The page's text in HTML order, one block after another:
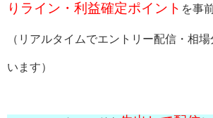
りライン・利益確定ポイント を事
（リアルタイムでエントリー配信・相
います）